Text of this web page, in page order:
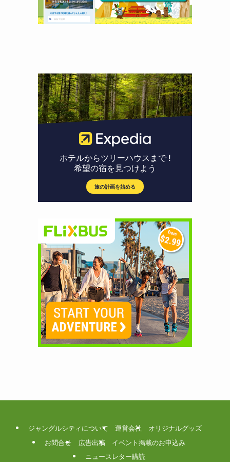
ジャングルシティについて 運営会社
オリジナルグッズ
お問合せ
広告出稿
イベント掲載のお申込み
ニュースレター購読